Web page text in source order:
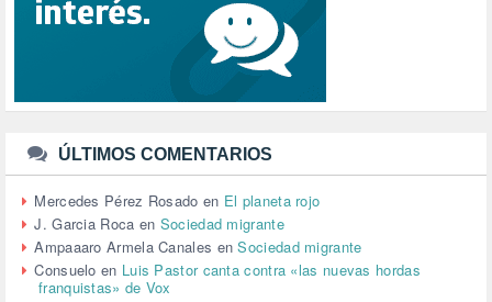
SINDICATOS (12)
TTIP (6)
URBANISMO (1)
URBANIZACIÓN (1)
VEJEZ (1)
VENEZUELA (3)
VENEZULA (1)
VIAJES (1)
VIOLENCIA (2)
ÚLTIMOS COMENTARIOS
Mercedes Pérez Rosado en El planeta rojo
J. Garcia Roca en Sociedad migrante
Ampaaaro Armela Canales enSociedad migrante
Consuelo en Luis Pastor canta contra «las nuevas hordas
franquistas» de Vox